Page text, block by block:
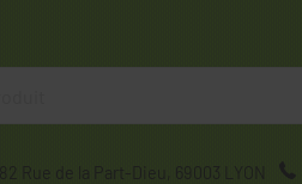
82 Rue de la Part-Dieu, 69003 LYON